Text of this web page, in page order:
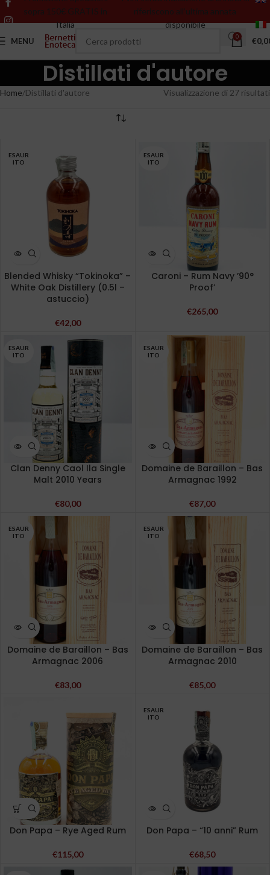
sopra 150€ GRATIS in
Italia
riferiscono all’ultima annata
disponibile
MENU 0 €
Distillati d'autore
Home Distillati d'autore Visualizzazione di 27 risultati
ESAUR
ITO
Blended Whisky “Tokinoka” –
White Oak Distillery (0.5l –
astuccio)
€42,00
ESAUR
ITO
Caroni – Rum Navy ’90°
Proof’
€265,00
ESAUR
ITO
Clan Denny Caol Ila Single
Malt 2010 Years
€80,00
ESAUR
ITO
Domaine de Baraillon – Bas
Armagnac 1992
€87,00
ESAUR
ITO
Domaine de Baraillon – Bas
Armagnac 2006
€83,00
ESAUR
ITO
Domaine de Baraillon – Bas
Armagnac 2010
€85,00
Don Papa – Rye Aged Rum
€115,00
ESAUR
ITO
Don Papa – “10 anni” Rum
€68,50